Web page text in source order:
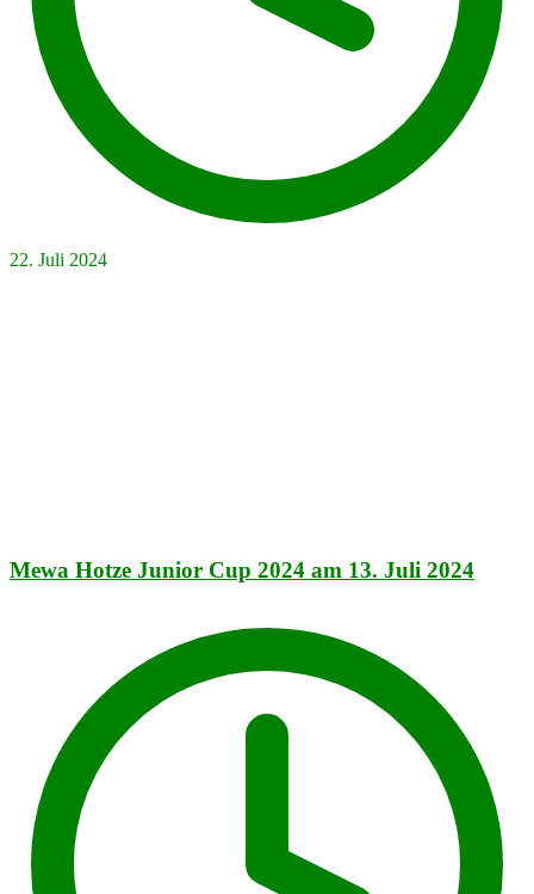
22. Juli 2024
Mewa Hotze Junior Cup 2024 am 13. Juli 2024